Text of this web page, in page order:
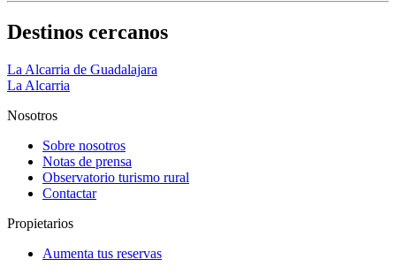
Destinos cercanos
La Alcarria de Guadalajara
La Alcarria
Nosotros
Sobre nosotros
Notas de prensa
Observatorio turismo rural
Contactar
Propietarios
Aumenta tus reservas